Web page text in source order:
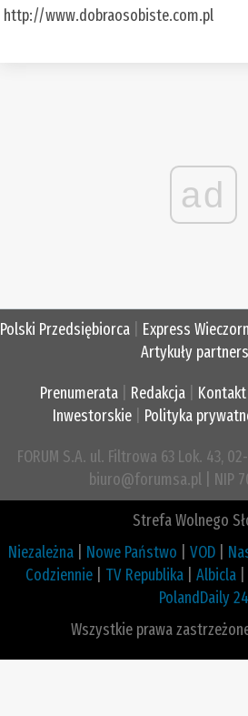
http://www.dobraosobiste.com.pl
ad
Polski Przedsiębiorca Express
Artykuły
Prenumerata Redakcja Kontakt
Inwestorskie| Polityka
FORUM S.A. ul. Filtrowa 63 Lok. 43,
biuro@forumsa.pl | NIP
Strefa Wolnego
Niezależna
Nowe Państwo VOD
Codziennie
TV Republika Albicla
PolandDaily 24
Wszystkie prawa